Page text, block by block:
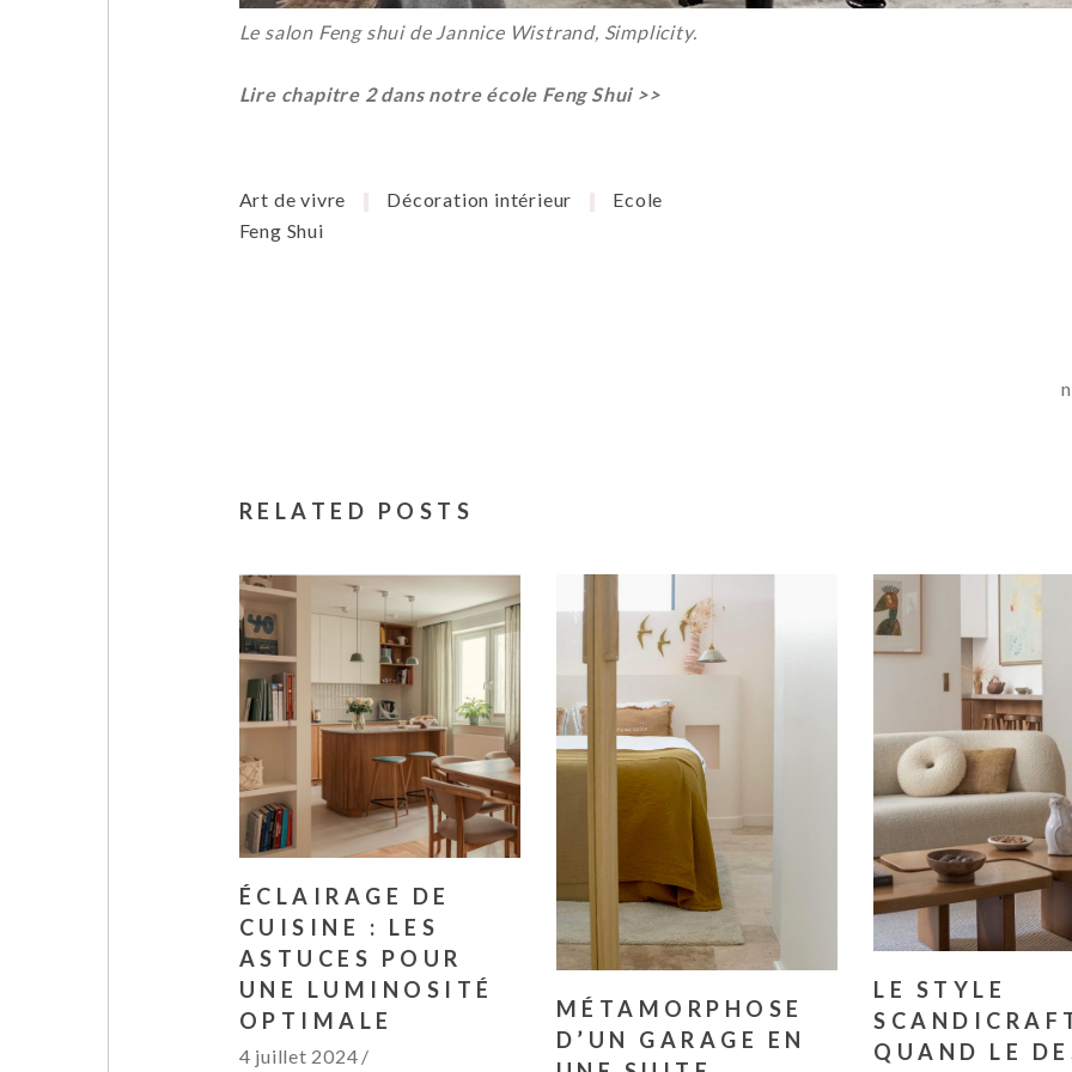
Le salon Feng shui de Jannice Wistrand, Simplicity.
Lire chapitre 2 dans notre école Feng Shui >>
Art de vivre Décoration intérieur
Ecole
Feng Shui
RELATED POSTS
ÉCLAIRAGE DE
CUISINE : LES
ASTUCES POUR
UNE LUMINOSITÉ
OPTIMALE
4 juillet 2024
MÉTAMORPHOSE
D’UN GARAGE EN
LE STYLE
QUAND LE